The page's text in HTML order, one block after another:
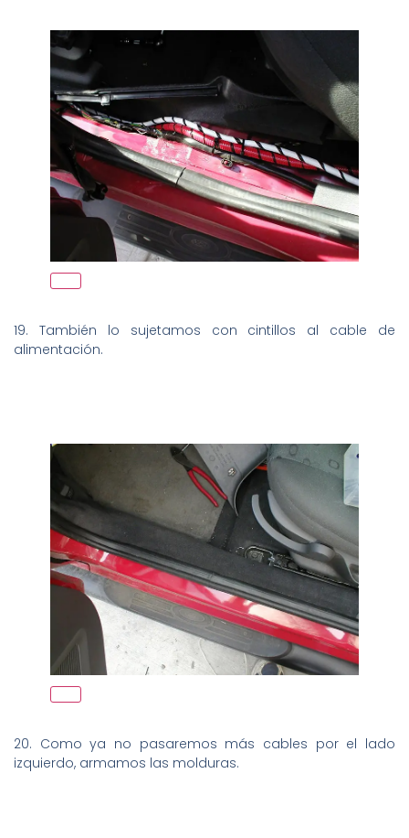
19. También lo sujetamos con cintillos al cable de
alimentación.
20. Como ya no pasaremos más cables por el lado
izquierdo, armamos las molduras.